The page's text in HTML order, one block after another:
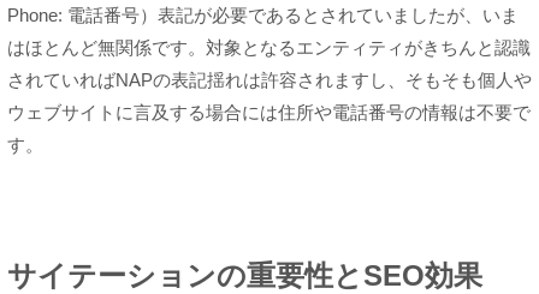
Phone: 電話番号）表記が必要であるとされていましたが、いま
はほとんど無関係です。対象となるエンティティがきちんと認識
されていればNAPの表記揺れは許容されますし、そもそも個人や
ウェブサイトに言及する場合には住所や電話番号の情報は不要で
す。
サイテーションの重要性とSEO効果